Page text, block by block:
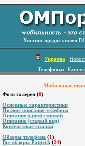
Хостинг предоставлен
Украина
Телефоны:
Мобильные
Фото галерея (0)
Основные характеристики
Полное описание телефона
Описание одной строкой
Описание (старый вид)
Контекстные ссылки
Обзоры телефона (1 )
Все обзоры Pantech (24)